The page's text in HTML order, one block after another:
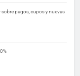
pagos, cupos y nuevas